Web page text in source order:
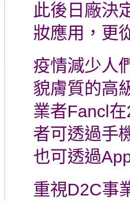
此後日廠決
妝應用，更
疫情減少人
貌膚質的高
業者Fancl
者可透過手
也可透過
重視D2C事